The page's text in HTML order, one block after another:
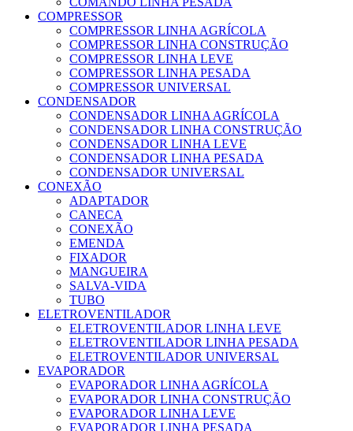
COMPRESSOR
COMPRESSOR LINHA AGRÍCOLA
COMPRESSOR LINHA CONSTRUÇÃO
COMPRESSOR LINHA LEVE
COMPRESSOR LINHA PESADA
COMPRESSOR UNIVERSAL
CONDENSADOR
CONDENSADOR LINHA AGRÍCOLA
CONDENSADOR LINHA CONSTRUÇÃO
CONDENSADOR LINHA LEVE
CONDENSADOR LINHA PESADA
CONDENSADOR UNIVERSAL
CONEXÃO
ADAPTADOR
CANECA
CONEXÃO
EMENDA
FIXADOR
MANGUEIRA
SALVA-VIDA
TUBO
ELETROVENTILADOR
ELETROVENTILADOR LINHA LEVE
ELETROVENTILADOR LINHA PESADA
ELETROVENTILADOR UNIVERSAL
EVAPORADOR
EVAPORADOR LINHA AGRÍCOLA
EVAPORADOR LINHA CONSTRUÇÃO
EVAPORADOR LINHA LEVE
EVAPORADOR LINHA PESADA